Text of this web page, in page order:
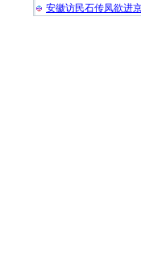
安徽访民石传凤欲进